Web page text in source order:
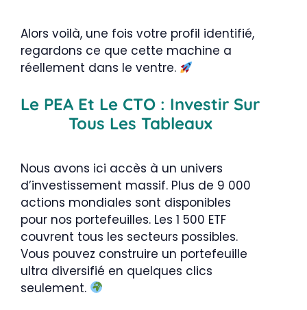
Alors voilà, une fois votre profil identifié,
regardons ce que cette machine a
réellement dans le ventre.
Le PEA Et Le CTO : Investir Sur
Tous Les Tableaux
Nous avons ici accès à un univers
d’investissement massif. Plus de 9 000
actions mondiales sont disponibles
pour nos portefeuilles. Les 1 500 ETF
couvrent tous les secteurs possibles.
Vous pouvez construire un portefeuille
ultra diversifié en quelques clics
seulement.